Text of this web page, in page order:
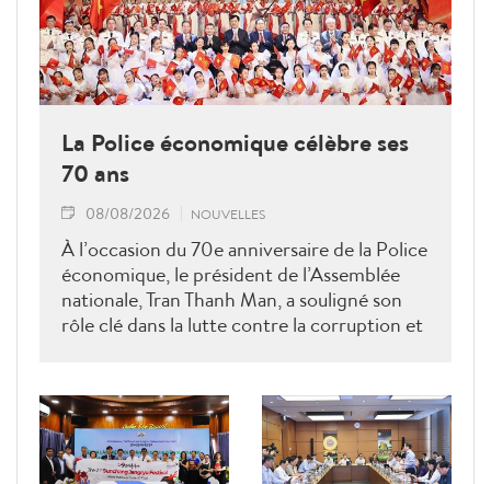
La Police économique célèbre ses
70 ans
08/08/2026 NOUVELLES
À l’occasion du 70e anniversaire de la Police
économique, le président de l’Assemblée
nationale, Tran Thanh Man, a souligné son
rôle clé dans la lutte contre la corruption et